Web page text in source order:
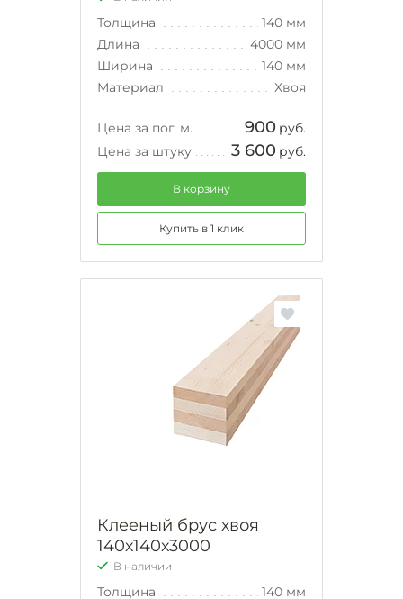
Толщина
140 мм
Длина
4000 мм
Ширина
140 мм
Материал
Хвоя
Цена за пог. м. 900 руб.
Цена за штуку
3 600 руб.
В корзину
Купить в 1 клик
Клееный брус хвоя
140х140х3000
В наличии
Толщина
140 мм